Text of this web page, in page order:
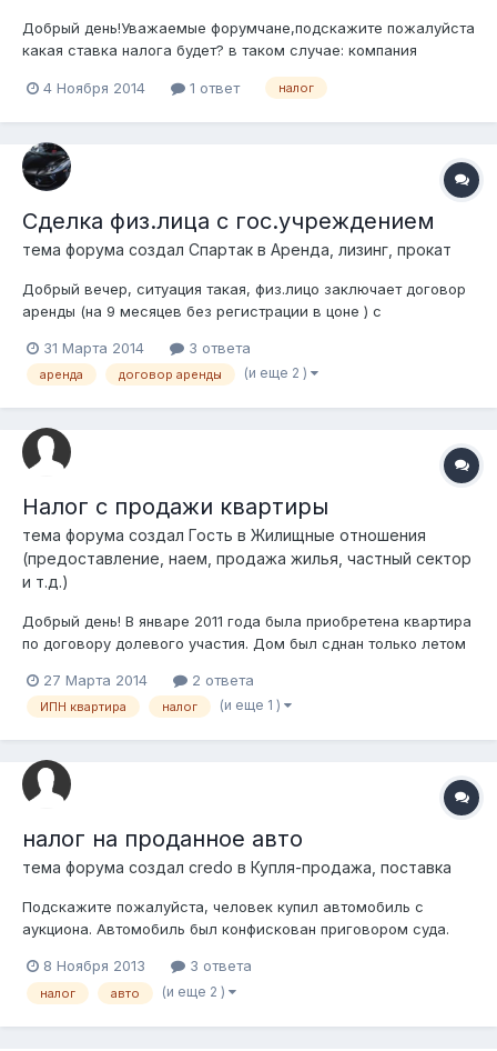
Добрый день!Уважаемые форумчане,подскажите пожалуйста
какая ставка налога будет? в таком случае: компания
занимается посреднической деятельностью,ТОО без НДС
налоговая отчетность на данный момент по упрощенной
млн.тенге в квартал,так как скачет доллар...
4 Ноября 2014 1 ответ налог
Сделка физ.лица с гос.учреждением
тема форума создал Спартак в Аренда, лизинг, прокат
Добрый вечер, ситуация такая, физ.лицо заключает договор
аренды (на 9 месяцев без регистрации в цоне ) с
жилое помещение сотруднику г.у., т.е в течении всего срока
на счет ф.л будут падать деньги от г.у. вопрос таков нужно ли
31 Марта 2014 3 ответа
аренда договор аренды (и еще 2 )
Налог с продажи квартиры
тема форума создал Гость в Жилищные отношения
(предоставление, наем, продажа жилья, частный сектор
и т.д.)
Добрый день! В январе 2011 года была приобретена квартира
по договору долевого участия. Дом был сднан только летом
собственности на квартиру, а уже в декабре этого же года
её продали. Подскажите должны ли мы платить
27 Марта 2014 2 ответа
ИПН квартира налог (и еще 1 )
налог на проданное авто
тема форума создал credo в Купля-продажа, поставка
Подскажите пожалуйста, человек купил автомобиль с
аукциона. Автомобиль был конфискован приговором суда.
все потом сняты. При попытки перегистрации автомобиля
ЦОН отказал, сказав, что нужна справка об уплате налогов.
8 Ноября 2013 3 ответа
налог авто (и еще 2 )